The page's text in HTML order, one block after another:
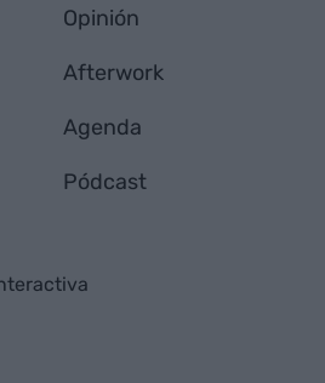
Opinión
Afterwork
Agenda
Pódcast